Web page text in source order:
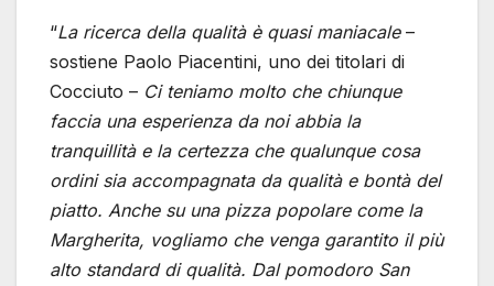
“La ricerca della qualità è quasi maniacale–
sostiene Paolo Piacentini, uno dei titolari di
Cocciuto – Ci teniamo molto che chiunque
faccia una esperienza da noi abbia la
tranquillità e la certezza che qualunque cosa
ordini sia accompagnata da qualità e bontà del
piatto. Anche su una pizza popolare come la
Margherita, vogliamo che venga garantito il più
alto standard di qualità. Dal pomodoro San